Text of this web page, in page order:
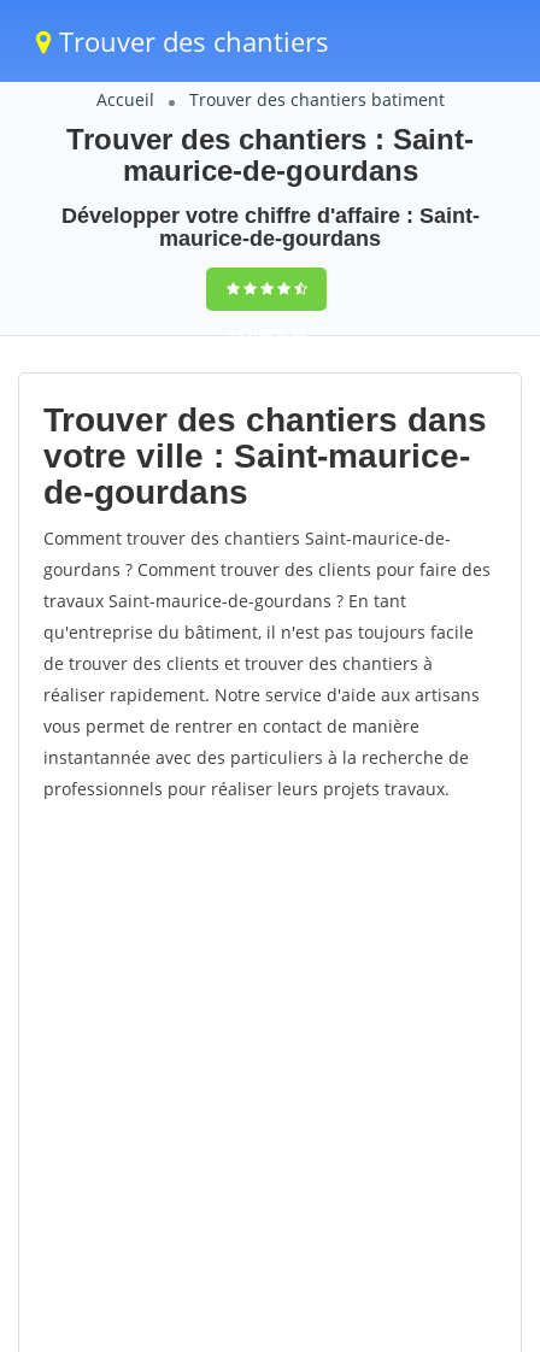
Trouver des chantiers
Accueil Trouver des chantiers batiment
Trouver des chantiers : Saint-
maurice-de-gourdans
Développer votre chiffre d'affaire : Saint-
maurice-de-gourdans
9,5(100%)58
votes
Trouver des chantiers dans
votre ville : Saint-maurice-
de-gourdans
Comment trouver des chantiers Saint-maurice-de-
gourdans ? Comment trouver des clients pour faire des
travaux Saint-maurice-de-gourdans ? En tant
qu'entreprise du bâtiment, il n'est pas toujours facile
de trouver des clients et trouver des chantiers à
réaliser rapidement. Notre service d'aide aux artisans
vous permet de rentrer en contact de manière
instantannée avec des particuliers à la recherche de
professionnels pour réaliser leurs projets travaux.